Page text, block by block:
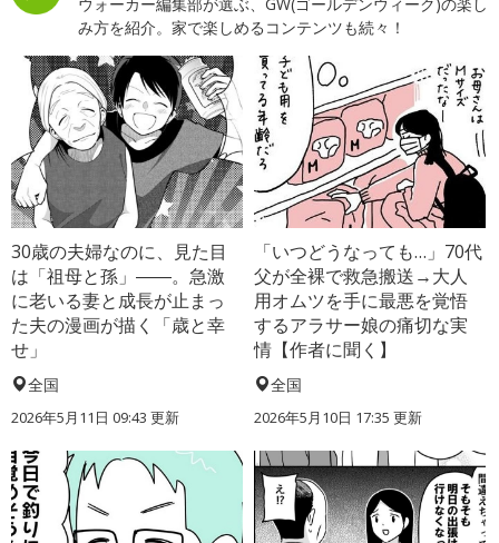
み方を紹介。家で楽しめるコンテンツも続々！
30歳の夫婦なのに、見た目
は「祖母と孫」――。急激
に老いる妻と成長が止まっ
た夫の漫画が描く「歳と幸
せ」
全国
2026年5月11日 09:43 更新
「いつどうなっても…」70代
父が全裸で救急搬送→大人
用オムツを手に最悪を覚悟
するアラサー娘の痛切な実
情【作者に聞く】
全国
2026年5月10日 17:35 更新